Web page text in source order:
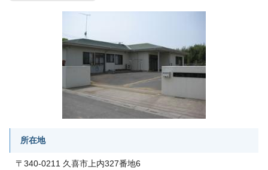
所在地
〒340-0211 久喜市上内327番地6